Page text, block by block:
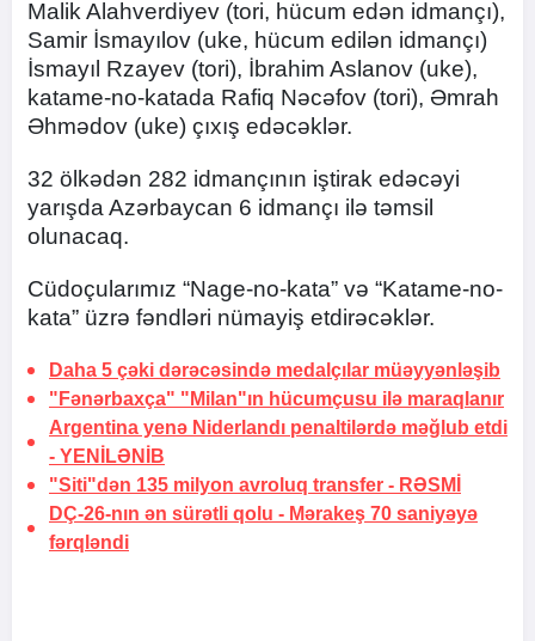
Malik Alahverdiyev (tori, hücum edən idmançı),
Samir İsmayılov (uke, hücum edilən idmançı)
İsmayıl Rzayev (tori), İbrahim Aslanov (uke),
katame-no-katada Rafiq Nəcəfov (tori), Əmrah
Əhmədov (uke) çıxış edəcəklər.
32 ölkədən 282 idmançının iştirak edəcəyi
yarışda Azərbaycan 6 idmançı ilə təmsil
olunacaq.
Cüdoçularımız “Nage-no-kata” və “Katame-no-
kata” üzrə fəndləri nümayiş etdirəcəklər.
Daha 5 çəki dərəcəsində medalçılar müəyyənləşib
"Fənərbaxça" "Milan"ın hücumçusu ilə maraqlanır
Argentina yenə Niderlandı penaltilərdə məğlub etdi
- YENİLƏNİB
"Siti"dən 135 milyon avroluq transfer - RƏSMİ
DÇ-26-nın ən sürətli qolu - Mərakeş 70 saniyəyə
fərqləndi